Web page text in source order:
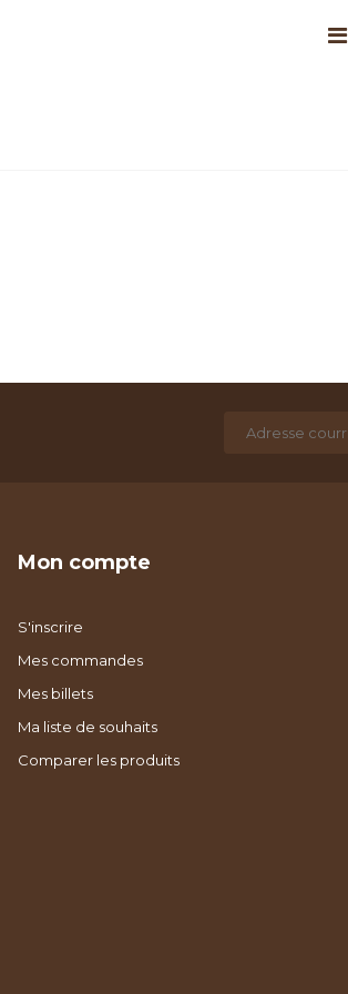
Mon compte
S'inscrire
Mes commandes
Mes billets
Ma liste de souhaits
Comparer les produits